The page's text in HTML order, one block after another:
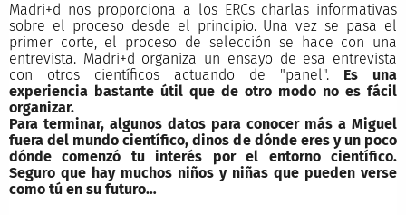
Madri+d nos proporciona a los ERCs charlas informativas
sobre el proceso desde el principio. Una vez se pasa el
primer corte, el proceso de selección se hace con una
entrevista. Madri+d organiza un ensayo de esa entrevista
con otros científicos actuando de "panel". Es una
experiencia bastante útil que de otro modo no es fácil
organizar.
Para terminar, algunos datos para conocer más a Miguel
fuera del mundo científico, dinos de dónde eres y un poco
dónde comenzó tu interés por el entorno científico.
Seguro que hay muchos niños y niñas que pueden verse
como tú en su futuro…